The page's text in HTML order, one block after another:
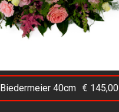
Biedermeier 40cm € 145,00